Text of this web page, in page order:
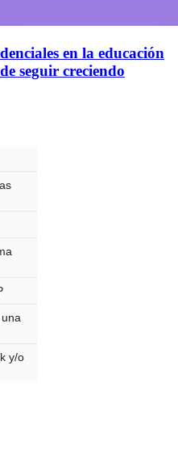
en la educación
seguir creciendo